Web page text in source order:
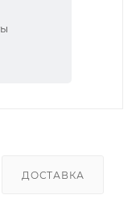
ДОСТАВКА